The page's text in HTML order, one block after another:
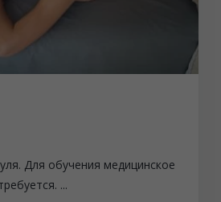
Для обучения медицинское
...